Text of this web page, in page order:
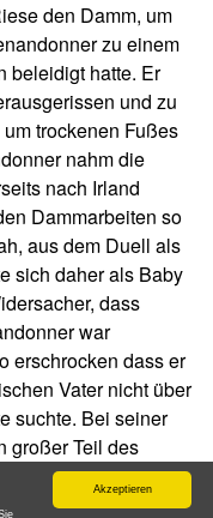
den Damm, um
zu einem
beleidigt hatte. Er
und zu
trockenen Fußes
nahm die
nach Irland
Dammarbeiten so
aus dem Duell als
sich daher als Baby
dass
war
erschrocken dass er
Vater nicht über
suchte. Bei seiner
großer Teil des
Akzeptieren